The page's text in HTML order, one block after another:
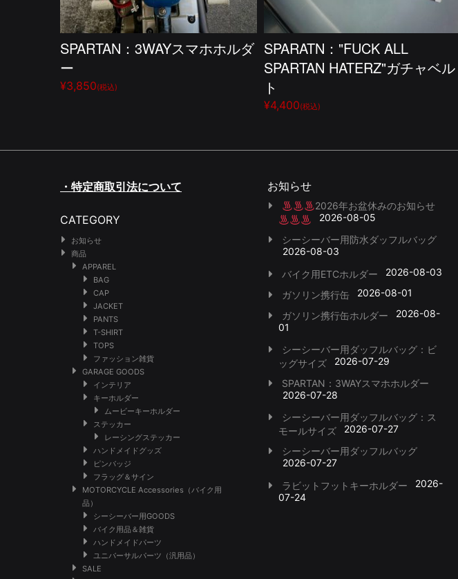
SPARTAN：3WAYスマホホルダ
ー
¥3,850(税込)
SPARATN："FUCK ALL
SPARTAN HATERZ"ガチャベル
ト
¥4,400(税込)
・特定商取引法について
CATEGORY
お知らせ
商品
APPAREL
BAG
CAP
JACKET
PANTS
T-SHIRT
TOPS
ファッション雑貨
GARAGE GOODS
インテリア
キーホルダー
ムービーキーホルダー
ステッカー
レーシングステッカー
ハンドメイドグッズ
ピンバッジ
フラッグ＆サイン
MOTORCYCLE Accessories（バイク用
品）
シーシーバー用GOODS
バイク用品＆雑貨
ハンドメイドパーツ
ユニバーサルパーツ（汎用品）
SALE
お知らせ
2026年お盆休みのお知らせ
2026-08-05
シーシーバー用防水ダッフルバッグ
2026-08-03
バイク用ETCホルダー
2026-08-03
ガソリン携行缶
2026-08-01
ガソリン携行缶ホルダー
2026-08-
01
シーシーバー用ダッフルバッグ：ビ
ッグサイズ
2026-07-29
SPARTAN：3WAYスマホホルダー
2026-07-28
シーシーバー用ダッフルバッグ：ス
モールサイズ
2026-07-27
シーシーバー用ダッフルバッグ
2026-07-27
ラビットフットキーホルダー
2026-
07-24